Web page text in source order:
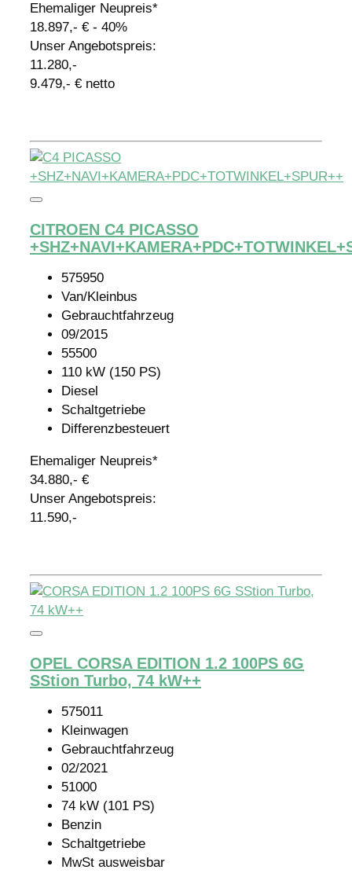
Ehemaliger Neupreis*
18.897,- € - 40%
Unser Angebotspreis:
11.280,-
9.479,- € netto
CITROEN C4 PICASSO
575950
Van/Kleinbus
Gebrauchtfahrzeug
09/2015
55500
110 kW (150 PS)
Diesel
Schaltgetriebe
Differenzbesteuert
Ehemaliger Neupreis*
34.880,- €
Unser Angebotspreis:
11.590,-
OPEL CORSA EDITION 1.2 100PS 6G
SStion Turbo, 74 kW++
575011
Kleinwagen
Gebrauchtfahrzeug
02/2021
51000
74 kW (101 PS)
Benzin
Schaltgetriebe
MwSt ausweisbar